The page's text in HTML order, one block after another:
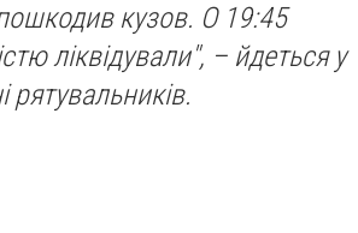
кузов. О 19:45
ліквідували", – йдеться у
рятувальників.